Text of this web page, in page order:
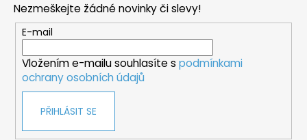
Nezmeškejte žádné novinky či slevy!
E-mail
Vložením e-mailu souhlasíte s podmínkami
ochrany osobních údajů
PŘIHLÁSIT SE